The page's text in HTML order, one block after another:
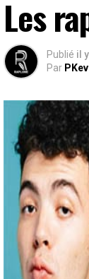
Les
Publié il
Par